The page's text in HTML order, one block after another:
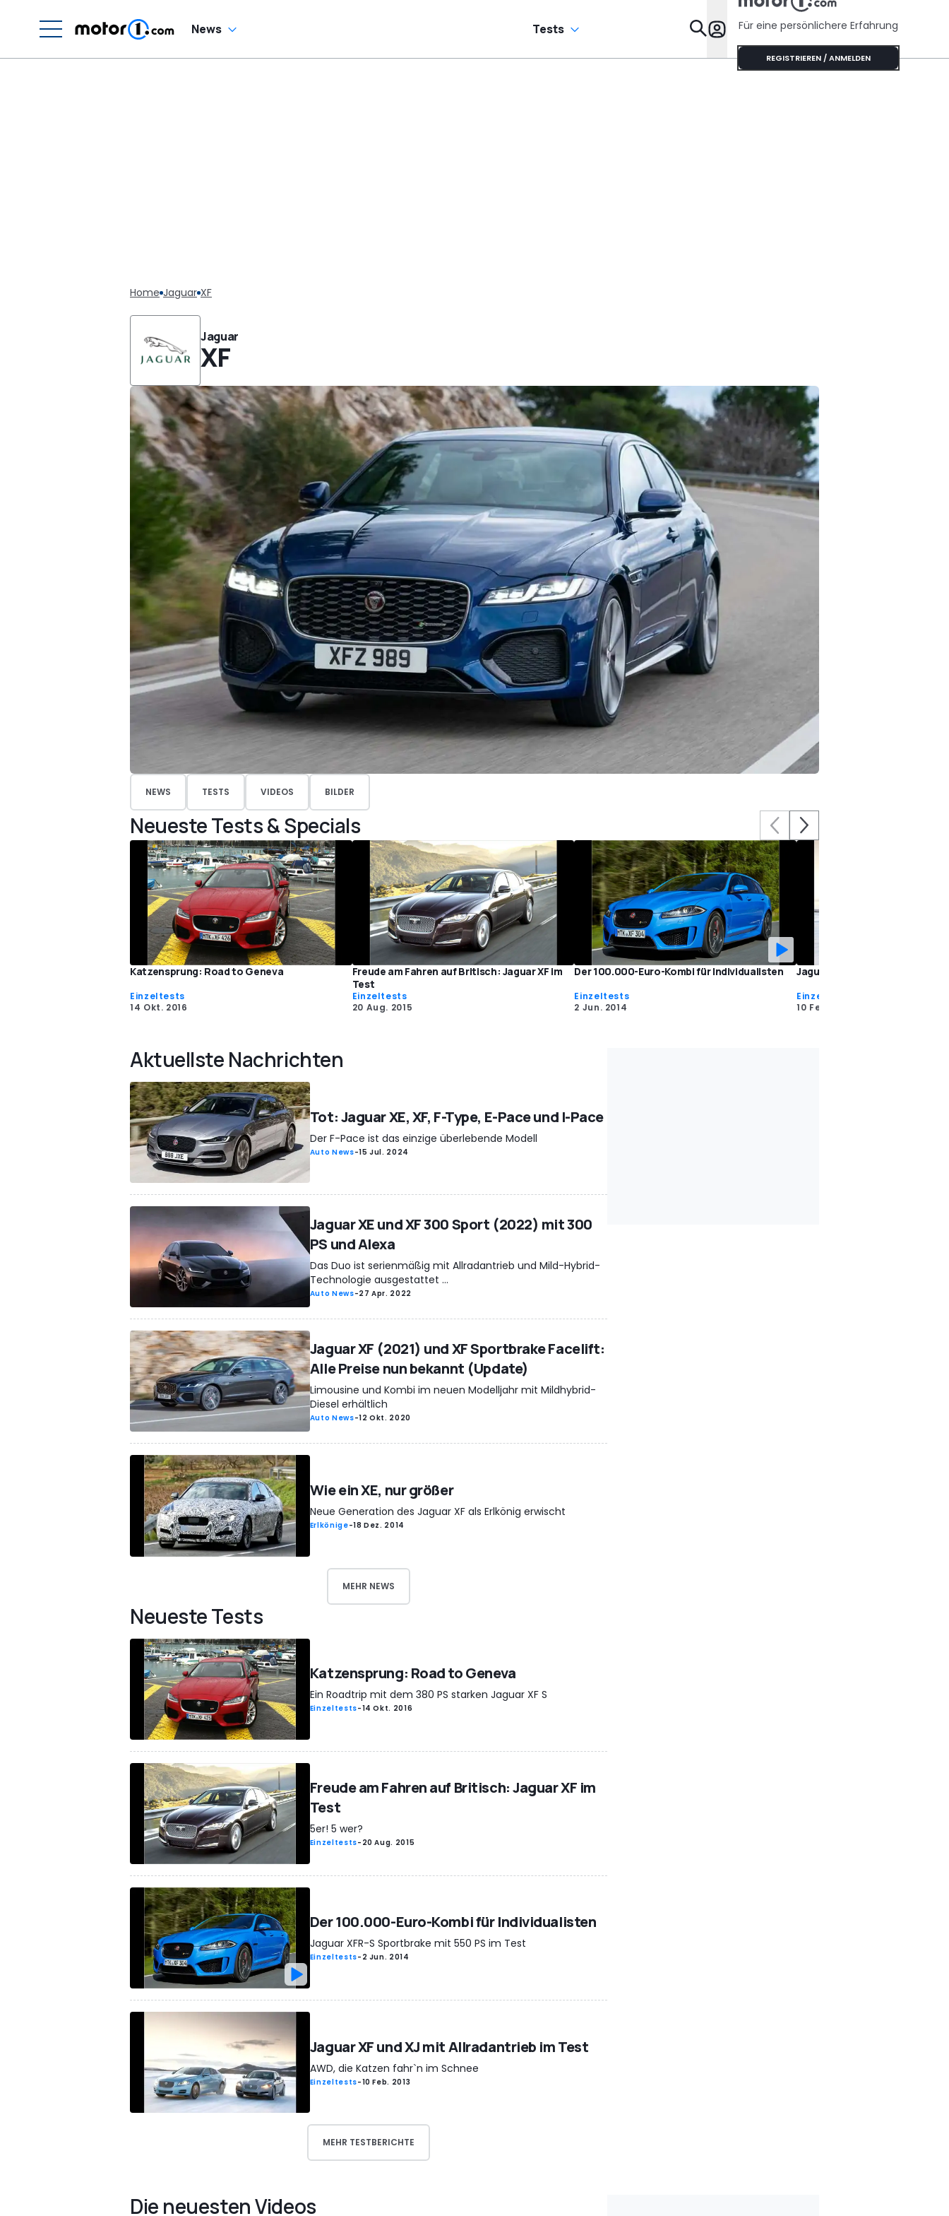
News Tests Specials
Für eine persönlichere Erfahrung
REGISTRIEREN / ANMELDEN
Home Jaguar XF
Jaguar
XF
NEWS TESTS VIDEOS BILDER
Neueste Tests & Specials
Katzensprung: Road to Geneva
Einzeltests
14 Okt. 2016
Freude am Fahren auf Britisch: Jaguar XF im
Test
Einzeltests
20 Aug. 2015
Der 100.000-Euro-Kombi für Individualisten
Einzeltests
2 Jun. 2014
Jaguar XF und XJ mit
Einzeltests
10 Feb. 2013
Aktuellste Nachrichten
Tot: Jaguar XE, XF, F-Type, E-Pace und I-Pace
Der F-Pace ist das einzige überlebende Modell
Auto News-15 Jul. 2024
Jaguar XE und XF 300 Sport (2022) mit 300
PS und Alexa
Das Duo ist serienmäßig mit Allradantrieb und Mild-Hybrid-
Technologie ausgestattet ...
Auto News-27 Apr. 2022
Jaguar XF (2021) und XF Sportbrake Facelift:
Alle Preise nun bekannt (Update)
Limousine und Kombi im neuen Modelljahr mit Mildhybrid-
Diesel erhältlich
Auto News-12 Okt. 2020
Wie ein XE, nur größer
Neue Generation des Jaguar XF als Erlkönig erwischt
Erlkönige-18 Dez. 2014
MEHR NEWS
Neueste Tests
Katzensprung: Road to Geneva
Ein Roadtrip mit dem 380 PS starken Jaguar XF S
Einzeltests-14 Okt. 2016
Freude am Fahren auf Britisch: Jaguar XF im
Test
5er! 5 wer?
Einzeltests- 20 Aug. 2015
Der 100.000-Euro-Kombi für Individualisten
Jaguar XFR-S Sportbrake mit 550 PS im Test
Einzeltests- 2 Jun. 2014
Jaguar XF und XJ mit Allradantrieb im Test
AWD, die Katzen fahr`n im Schnee
Einzeltests-10 Feb. 2013
MEHR TESTBERICHTE
Die neuesten Videos